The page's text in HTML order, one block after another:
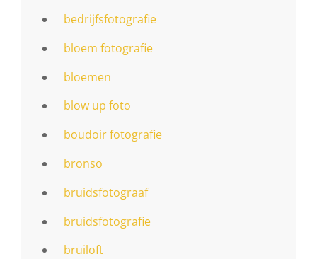
bedrijfsfotografie
bloem fotografie
bloemen
blow up foto
boudoir fotografie
bronso
bruidsfotograaf
bruidsfotografie
bruiloft